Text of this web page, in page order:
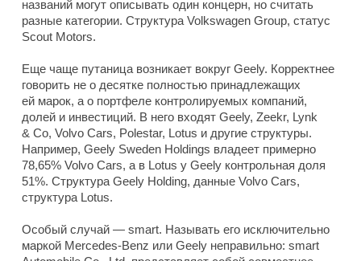
названий могут описывать один концерн, но считать
разные категории. Структура Volkswagen Group, статус
Scout Motors.
Еще чаще путаница возникает вокруг Geely. Корректнее
говорить не о десятке полностью принадлежащих
ей марок, а о портфеле контролируемых компаний,
долей и инвестиций. В него входят Geely, Zeekr, Lynk
& Co, Volvo Cars, Polestar, Lotus и другие структуры.
Например, Geely Sweden Holdings владеет примерно
78,65% Volvo Cars, а в Lotus у Geely контрольная доля
51%. Структура Geely Holding, данные Volvo Cars,
структура Lotus.
Особый случай — smart. Называть его исключительно
маркой Mercedes-Benz или Geely неправильно: smart